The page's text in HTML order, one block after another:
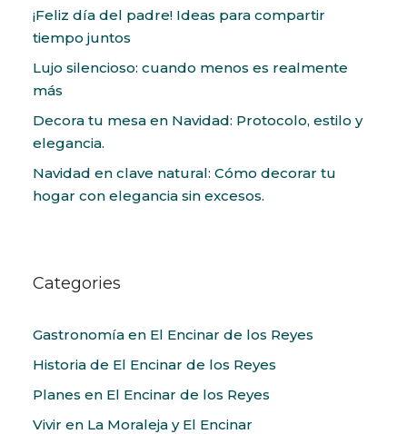
¡Feliz día del padre! Ideas para compartir
tiempo juntos
Lujo silencioso: cuando menos es realmente
más
Decora tu mesa en Navidad: Protocolo, estilo y
elegancia.
Navidad en clave natural: Cómo decorar tu
hogar con elegancia sin excesos.
Categories
Gastronomía en El Encinar de los Reyes
Historia de El Encinar de los Reyes
Planes en El Encinar de los Reyes
Vivir en La Moraleja y El Encinar